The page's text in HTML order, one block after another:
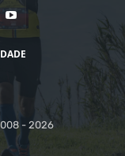
- 2026